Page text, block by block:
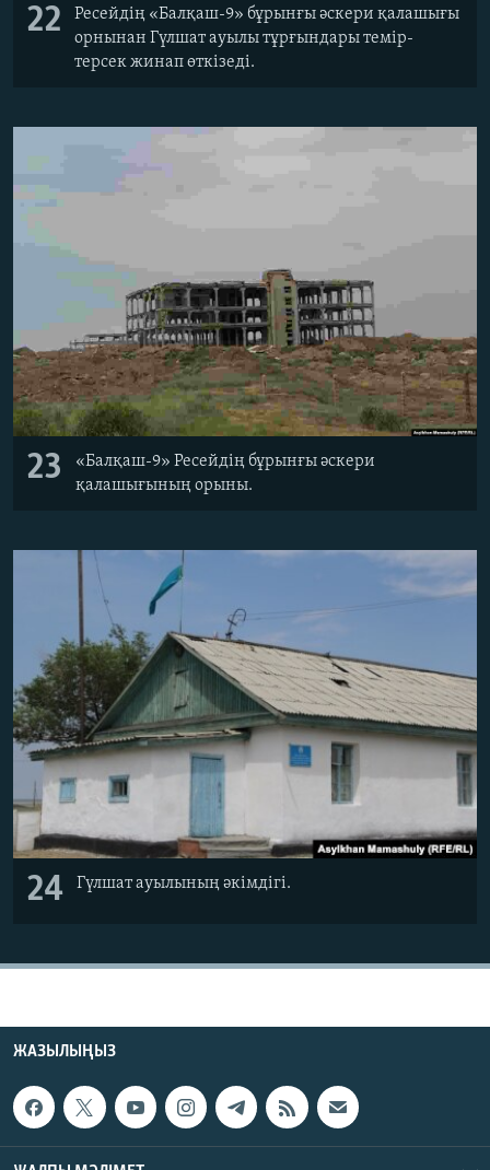
22
Ресейдің «Балқаш-9» бұрынғы әскери қалашығы
орнынан Гүлшат ауылы тұрғындары темір-
терсек жинап өткізеді.
23
«Балқаш-9» Ресейдің бұрынғы әскери
қалашығының орыны.
24 Гүлшат ауылының әкімдігі.
ЖАЗЫЛЫҢЫЗ